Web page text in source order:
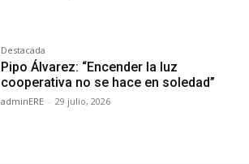
Destacada
Pipo Álvarez: “Encender la luz
cooperativa no se hace en soledad”
adminERE - 29 julio, 2026